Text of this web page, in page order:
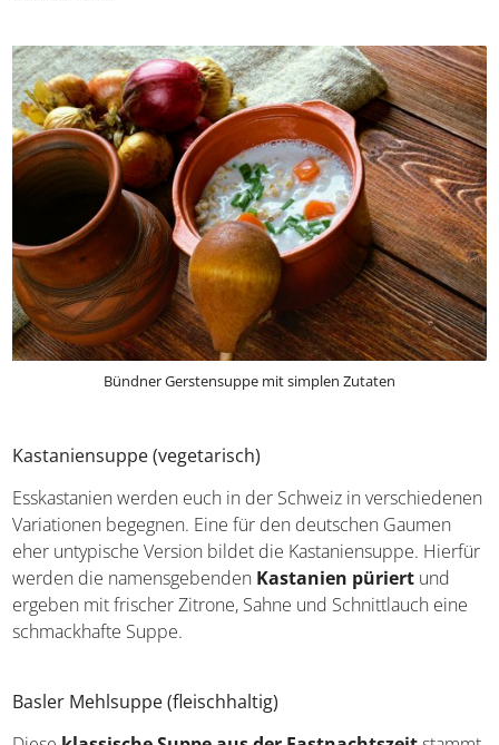
mag, packt auch noch fleischhaltige Zutaten wie Schinken,
Speck oder Wurst mit hinein. Natürlich entfällt dann der
vegetarische Status des Gerichts.
Bündner Gerstensuppe mit simplen Zutaten
Kastaniensuppe (vegetarisch)
Esskastanien werden euch in der Schweiz in
verschiedenen Variationen begegnen. Eine für den
Kastanien püriertund ergeben mit frischer Zitrone,
Sahne und Schnittlauch eine schmackhafte Suppe.